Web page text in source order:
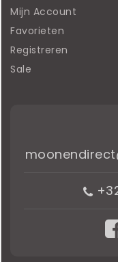
Mijn Account
Favorieten
Registreren
Sale